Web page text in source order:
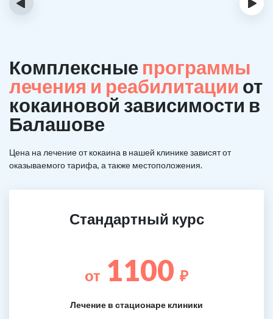
‹ ›
Комплексные программы
лечения и реабилитации от
кокаиновой зависимости в
Балашове
Цена на лечение от кокаина в нашей клинике зависят от
оказываемого тарифа, а также местоположения.
Стандартный курс
от 1100 ₽
Лечение в стационаре клиники